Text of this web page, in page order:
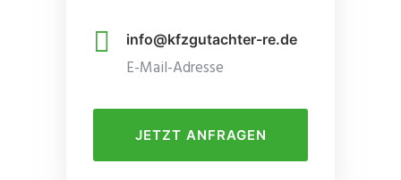
info@kfzgutachter-re.de
E-Mail-Adresse
JETZT ANFRAGEN